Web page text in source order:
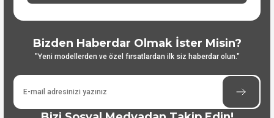
Bizden Haberdar Olmak İster Misin?
"Yeni modellerden ve özel fırsatlardan ilk siz haberdar olun."